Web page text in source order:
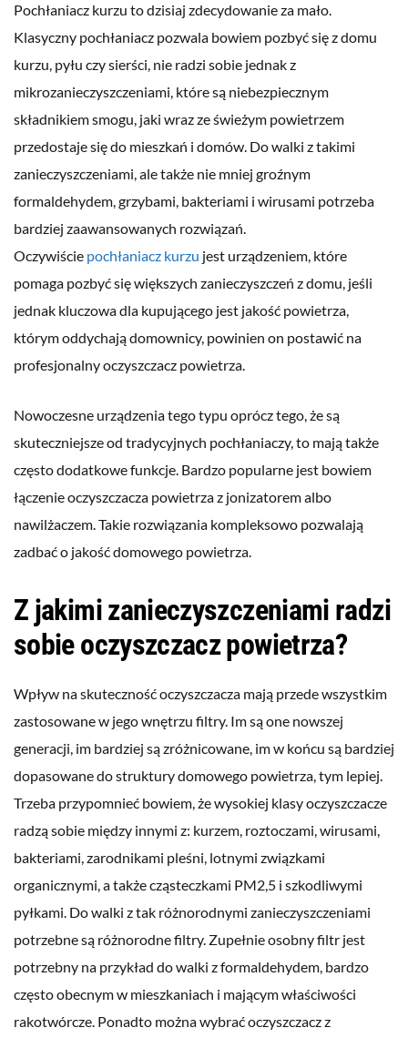
Pochłaniacz kurzu to dzisiaj zdecydowanie za mało.
Klasyczny pochłaniacz pozwala bowiem pozbyć się z domu
kurzu, pyłu czy sierści, nie radzi sobie jednak z
mikrozanieczyszczeniami, które są niebezpiecznym
składnikiem smogu, jaki wraz ze świeżym powietrzem
przedostaje się do mieszkań i domów. Do walki z takimi
zanieczyszczeniami, ale także nie mniej groźnym
formaldehydem, grzybami, bakteriami i wirusami potrzeba
bardziej zaawansowanych rozwiązań.
Oczywiście pochłaniacz kurzu jest urządzeniem, które
pomaga pozbyć się większych zanieczyszczeń z domu, jeśli
jednak kluczowa dla kupującego jest jakość powietrza,
którym oddychają domownicy, powinien on postawić na
profesjonalny oczyszczacz powietrza.
Nowoczesne urządzenia tego typu oprócz tego, że są
skuteczniejsze od tradycyjnych pochłaniaczy, to mają także
często dodatkowe funkcje. Bardzo popularne jest bowiem
łączenie oczyszczacza powietrza z jonizatorem albo
nawilżaczem. Takie rozwiązania kompleksowo pozwalają
zadbać o jakość domowego powietrza.
Z jakimi zanieczyszczeniami radzi
sobie oczyszczacz powietrza?
Wpływ na skuteczność oczyszczacza mają przede wszystkim
zastosowane w jego wnętrzu filtry. Im są one nowszej
generacji, im bardziej są zróżnicowane, im w końcu są bardziej
dopasowane do struktury domowego powietrza, tym lepiej.
Trzeba przypomnieć bowiem, że wysokiej klasy oczyszczacze
radzą sobie między innymi z: kurzem, roztoczami, wirusami,
bakteriami, zarodnikami pleśni, lotnymi związkami
organicznymi, a także cząsteczkami PM2,5 i szkodliwymi
pyłkami. Do walki z tak różnorodnymi zanieczyszczeniami
potrzebne są różnorodne filtry. Zupełnie osobny filtr jest
potrzebny na przykład do walki z formaldehydem, bardzo
często obecnym w mieszkaniach i mającym właściwości
rakotwórcze. Ponadto można wybrać oczyszczacz z